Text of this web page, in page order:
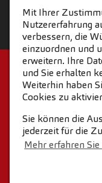
STARTSEITE
COOKIE-
DATENSCHUTZ
Mit Ihrer
Nutzererfahrung
verbessern, die
einzuordnen und
erweitern. Ihre
und Sie erhalten
Weiterhin haben
Cookies zu
Sie können die
jederzeit für die
Mehr erfahren